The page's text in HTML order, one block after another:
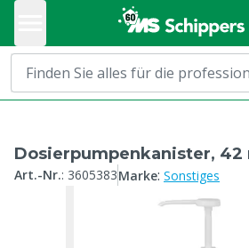
Dosierpumpenkanister, 42
Art.-Nr.: 3605383Marke: Sonstiges